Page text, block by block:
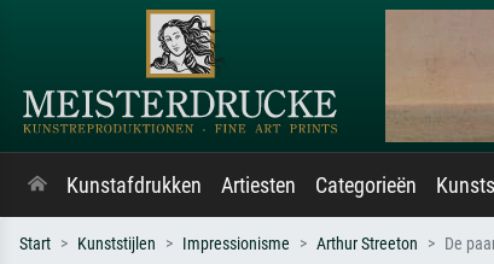
Kunstafdrukken Artiesten Categorieën
Start Kunststijlen Impressionisme Arthur Streeton De